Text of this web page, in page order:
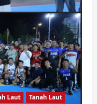
Laut Tanah Laut